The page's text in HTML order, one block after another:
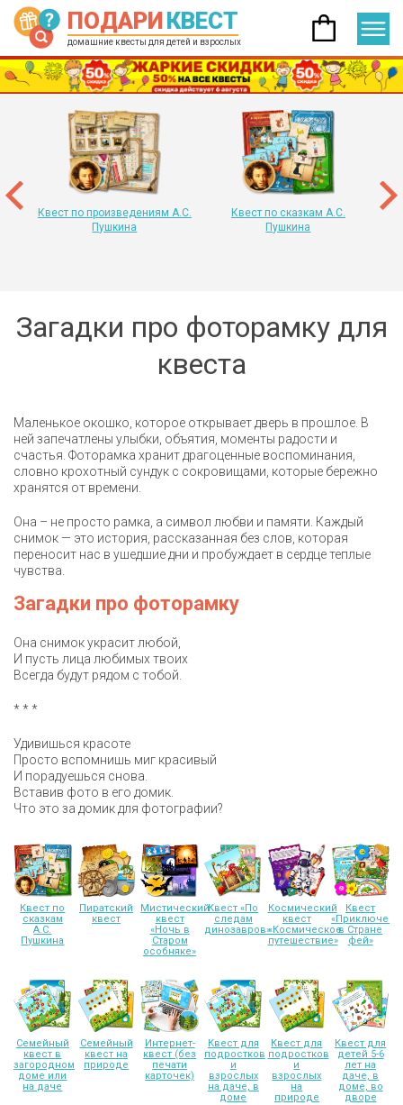
ПОДАРИКВЕСТ
домашние квесты для детей и взрослых
Квест по произведениям А.С.
Пушкина
Квест по сказкам А.С.
Пушкина
Загадки про фоторамку для
квеста
Маленькое окошко, которое открывает дверь в прошлое. В
ней запечатлены улыбки, объятия, моменты радости и
счастья. Фоторамка хранит драгоценные воспоминания,
словно крохотный сундук с сокровищами, которые бережно
хранятся от времени.
Она – не просто рамка, а символ любви и памяти. Каждый
снимок — это история, рассказанная без слов, которая
переносит нас в ушедшие дни и пробуждает в сердце теплые
чувства.
Загадки про фоторамку
Она снимок украсит любой,
И пусть лица любимых твоих
Всегда будут рядом с тобой.
* * *
Удивишься красоте
Просто вспомнишь миг красивый
И порадуешься снова.
Вставив фото в его домик.
Что это за домик для фотографии?
Квест по
сказкам
А.С.
Пушкина
Пиратский
квест
Мистический
квест
«Ночь в
Старом
особняке»
Квест «По
следам
динозавров»
Космический
квест
«Космическое
путешествие»
Квест
в Стране
фей»
Семейный
квест в
загородном
доме или
на даче
Семейный
квест на
природе
Интернет-
квест (без
печати
карточек)
Квест для
подростков
и
взрослых
на даче, в
доме
Квест для
подростков
и
взрослых
на
природе
Квест для
детей 5-6
лет на
даче, в
доме, во
дворе